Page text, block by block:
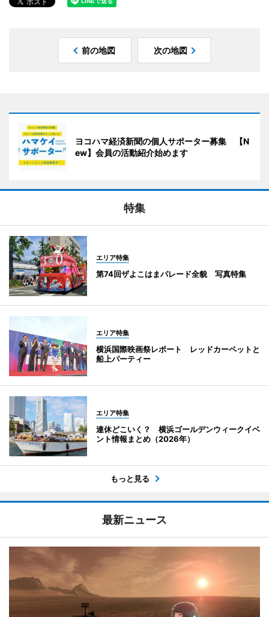
前の地図 次の地図
ヨコハマ経済新聞の個人サポーター募集 【N
ew】会員の活動紹介始めます
特集
エリア特集
第74回ザよこはまパレード全貌 写真特集
エリア特集
横浜国際映画祭レポート レッドカーペットと
船上パーティー
エリア特集
連休どこいく？ 横浜ゴールデンウィークイベ
ント情報まとめ（2026年）
もっと見る
最新ニュース